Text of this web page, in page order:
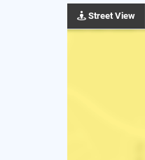
Street View